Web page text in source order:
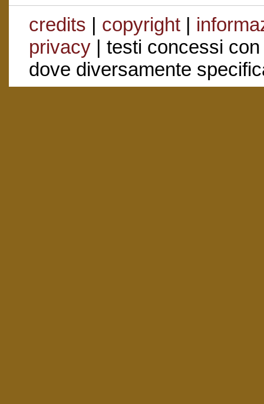
credits | copyright|
privacy| testi concessi
dove diversamente